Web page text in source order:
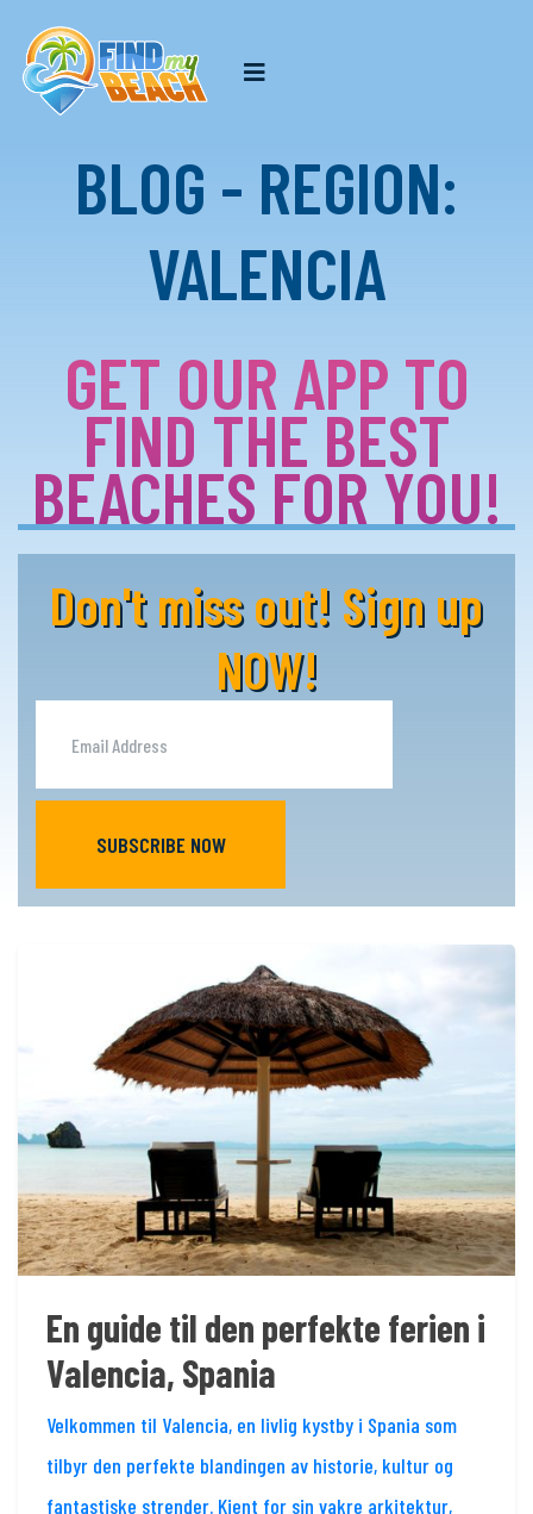
BLOG - REGION:
VALENCIA
GET OUR APP TO
FIND THE BEST
BEACHES FOR YOU!
Don't miss out! Sign up
NOW!
SUBSCRIBE NOW
En guide til den perfekte ferien i
Valencia, Spania
Velkommen til Valencia, en livlig kystby i Spania som
tilbyr den perfekte blandingen av historie, kultur og
fantastiske strender. Kjent for sin vakre arkitektur,